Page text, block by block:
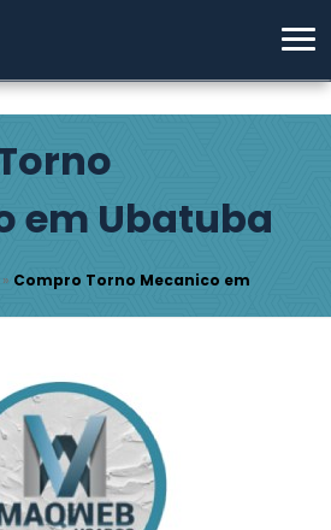
em Ubatuba
» Compro Torno Mecanico em